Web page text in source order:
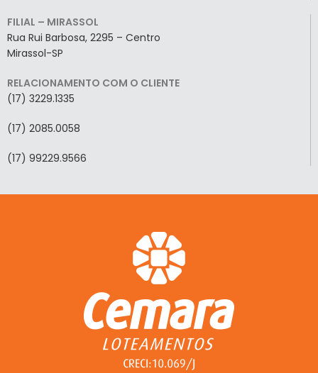
FILIAL – MIRASSOL
Rua Rui Barbosa, 2295 – Centro
Mirassol-SP
RELACIONAMENTO COM O CLIENTE
(17) 3229.1335
(17) 2085.0058
(17) 99229.9566